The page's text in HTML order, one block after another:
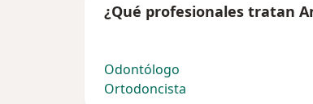
¿Qué profesionales tratan
Odontólogo
Ortodoncista